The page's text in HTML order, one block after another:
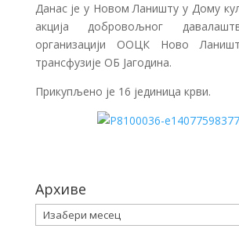
Данас је у Новом Ланишту у Дому
акција добровољног
организацији ООЦК Ново
трансфузије ОБ Јагодина.
Прикупљено је 16 јединица крви.
Архиве
Архиве